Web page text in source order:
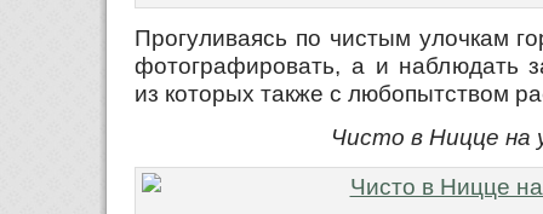
Прогуливаясь по чистым улочкам
фотографировать, а и наблюдать
из которых также с любопытством
Чисто в Ницце на